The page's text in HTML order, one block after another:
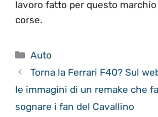
lavoro fatto per questo
corse.
Categorie
Auto
Torna la Ferrari F40? Sul
le immagini di un remake che
sognare i fan del Cavallino